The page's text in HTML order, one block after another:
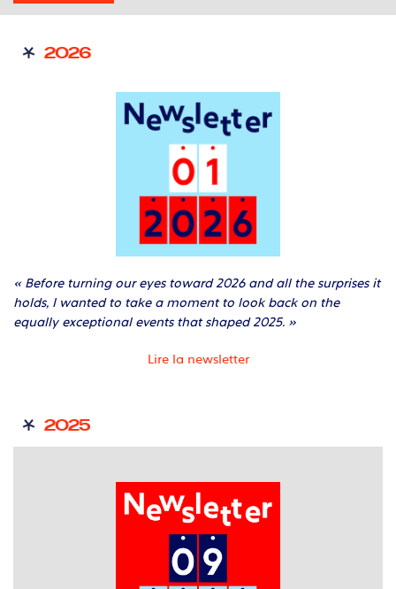
2026
« Before turning our eyes toward 2026 and all the surprises it
holds, I wanted to take a moment to look back on the
equally exceptional events that shaped 2025. »
Lire la newsletter
2025